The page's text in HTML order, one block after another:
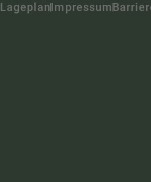
LageplanImpressum